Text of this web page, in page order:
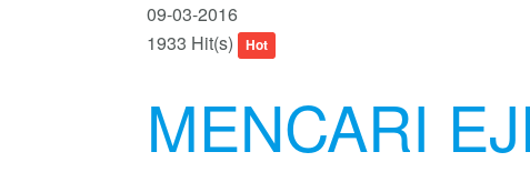
09-03-2016
1933 Hit(s)
Hot
MENCARI